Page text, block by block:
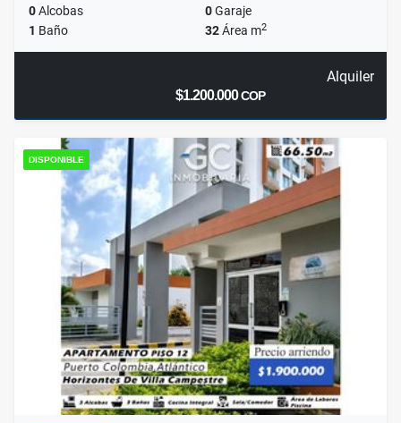
0Alcobas 0Garaje
1 Baño 32Área m2
Alquiler
$1.200.000COP
DISPONIBLE